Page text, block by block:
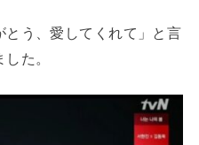
とう、愛してくれて」と言
た。